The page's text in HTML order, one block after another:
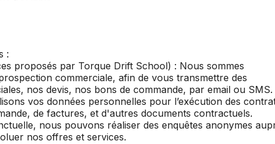
:
proposés par Torque Drift School) : Nous sommes
commerciale, afin de vous transmettre des
nos devis, nos bons de commande, par email ou SMS.
vos données personnelles pour l’exécution des
de factures, et d'autres documents contractuels.
nous pouvons réaliser des enquêtes anonymes
nos offres et services.